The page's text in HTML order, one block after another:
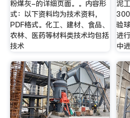
粉煤灰-的详细页面。。内容形
式：以下资料均为技术资料，
PDF格式。化工、建材、食品、
农林、医药等材料类技术均包括
技术
泥
验
进
中